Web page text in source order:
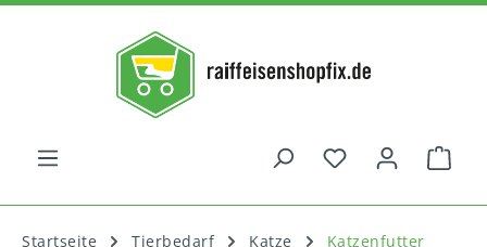
Startseite Tierbedarf Katze Katzenfutter